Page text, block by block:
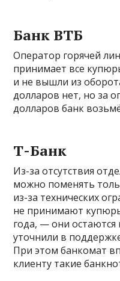
Банк ВТБ
Оператор горячей
принимает все
и не вышли из
долларов нет, но за
долларов банк
Т-Банк
Из-за отсутствия
можно поменять
из-за технических
не принимают
года, — они
уточнили в
При этом банкомат
клиенту такие